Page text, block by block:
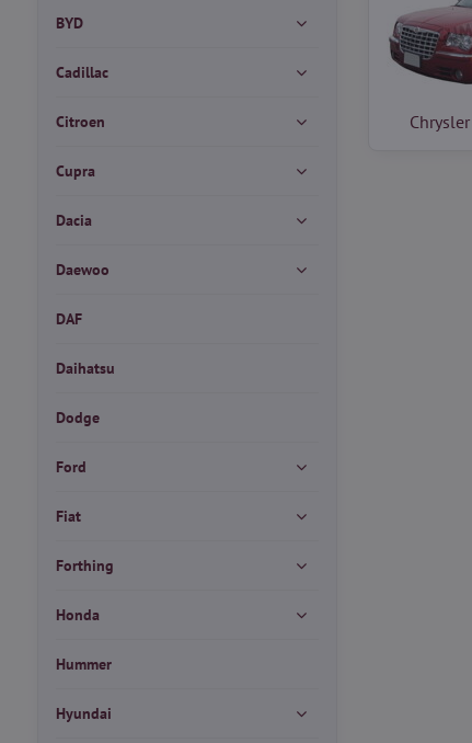
BYD
Cadillac
Citroen
Cupra
Dacia
Daewoo
DAF
Daihatsu
Dodge
Ford
Fiat
Forthing
Honda
Hummer
Hyundai